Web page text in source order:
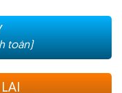
toán)